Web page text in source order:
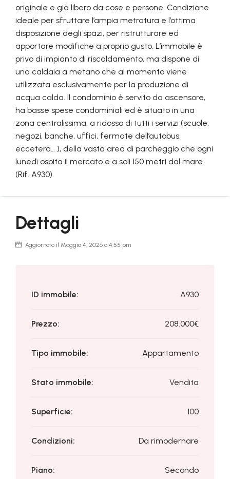
originale e già libero da cose e persone. Condizione
ideale per sfruttare l’ampia metratura e l’ottima
disposizione degli spazi, per ristrutturare ed
apportare modifiche a proprio gusto. L’immobile è
privo di impianto di riscaldamento, ma dispone di
una caldaia a metano che al momento viene
utilizzata esclusivamente per la produzione di
acqua calda. Il condominio è servito da ascensore,
ha basse spese condominiali ed è situato in una
zona centralissima, a ridosso di tutti i servizi (scuole,
negozi, banche, uffici, fermate dell’autobus,
eccetera… ), della vasta area di parcheggio che ogni
lunedì ospita il mercato e a soli 150 metri dal mare.
(Rif. A930).
Dettagli
Aggiornato il Maggio 4, 2026 a 4:55 pm
ID immobile: A930
Prezzo: 208.000€
Tipo immobile: Appartamento
Stato immobile: Vendita
Superficie: 100
Condizioni: Da rimodernare
Piano: Secondo